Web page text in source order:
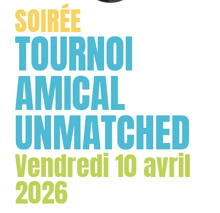
SOIRÉE
TOURNOI
AMICAL
UNMATCHED
Vendredi 10 avril
2026